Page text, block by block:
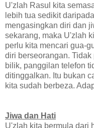
U'zlah Rasul kita
lebih tua sedikit
mengasingkan diri dan
sekarang, maka U'zlah
perlu kita mencari gua-
diri berseorangan.
bilik, panggilan telefon
ditinggalkan. Itu bukan
kita sudah berbeza.
Jiwa dan Hati
U'zlah kita bermula dari